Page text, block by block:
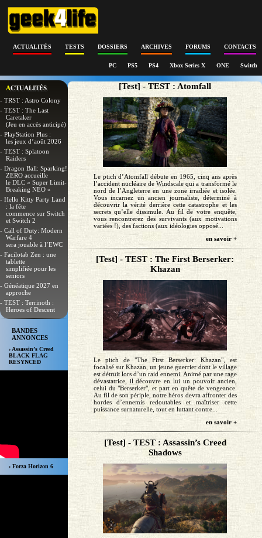
ACTUALITÉS TESTS DOSSIERS ARCHIVES FORUMS CONTACTS
PC PS5 PS4 Xbox Series X ONE Switch
ACTUALITÉS
- TRST : Astro Colony
- TEST : The Last
Caretaker
(Jeu en accès anticipé)
- PlayStation Plus :
les jeux d’août 2026
- TEST : Splatoon
Raiders
- Dragon Ball: Sparking!
ZERO accueille
le DLC « Super Limit-
Breaking NEO »
- Hello Kitty Party Land
: la fête
commence sur Switch
et Switch 2
- Call of Duty: Modern
Warfare 4
sera jouable à l’EWC
- Facilotab Zen : une
tablette
simplifiée pour les
seniors
- Généatique 2027 en
approche
- TEST : Terrinoth :
Heroes of Descent
BANDES
ANNONCES
› Assassin’s Creed
BLACK FLAG
RESYNCED
› Forza Horizon 6
[Test] - TEST : Atomfall
Le ptich d’Atomfall débute en 1965, cinq ans après
l’accident nucléaire de Windscale qui a transformé le
nord de l’Angleterre en une zone irradiée et isolée.
Vous incarnez un ancien journaliste, déterminé à
découvrir la vérité derrière cette catastrophe et les
secrets qu’elle dissimule. Au fil de votre enquête,
vous rencontrerez des survivants (aux motivations
variées !), des factions (aux idéologies opposé...
en savoir +
[Test] - TEST : The First Berserker:
Khazan
Le pitch de "The First Berserker: Khazan", est
focalisé sur Khazan, un jeune guerrier dont le village
est détruit lors d’un raid ennemi. Animé par une rage
dévastatrice, il découvre en lui un pouvoir ancien,
celui du "Berserker", et part en quête de vengeance.
Au fil de son périple, notre héros devra affronter des
hordes d’ennemis redoutables et maîtriser cette
puissance surnaturelle, tout en luttant contre...
en savoir +
[Test] - TEST : Assassin’s Creed
Shadows